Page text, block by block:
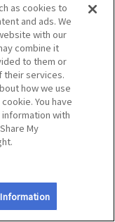
認ください。ご利
インストールが必要
認ください。ご利
インストールが必要
認ください。ご利
インストールが必要
リクーポン 特別優待
認ください。ご利
インストールが必要
as cookies to
and ads. We
with our
combine it
to them or
their services.
how we use
You have
with
My